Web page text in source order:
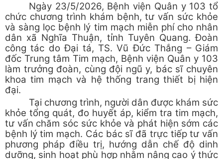
Ngày 23/5/2026, Bệnh viện Quân y 103 tổ
chức chương trình khám bệnh, tư vấn sức khỏe
và sàng lọc bệnh lý tim mạch miễn phí cho nhân
dân xã Nghĩa Thuận, tỉnh Tuyên Quang. Đoàn
công tác do Đại tá, TS. Vũ Đức Thắng – Giám
đốc Trung tâm Tim mạch, Bệnh viện Quân y 103
làm trưởng đoàn, cùng đội ngũ y, bác sĩ chuyên
khoa tim mạch và hệ thống trang thiết bị hiện
đại.
Tại chương trình, người dân được khám sức
khỏe tổng quát, đo huyết áp, kiểm tra tim mạch,
tư vấn chăm sóc sức khỏe và phát hiện sớm các
bệnh lý tim mạch. Các bác sĩ đã trực tiếp tư vấn
phương pháp điều trị, hướng dẫn chế độ dinh
dưỡng, sinh hoạt phù hợp nhằm nâng cao ý thức